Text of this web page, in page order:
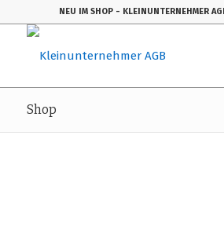
NEU IM SHOP - KLEINUNTERNEHMER
Shop